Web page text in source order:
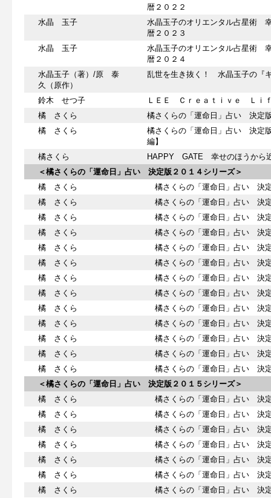
暦２０２２
水晶 玉子
水晶玉子のオリエンタル占星術
暦２０２３
水晶 玉子
水晶玉子のオリエンタル占星術
暦２０２４
水晶玉子（著）/原 泰
久（原作）
乱世を生き抜く！ 水晶玉子の『
鈴木 せつ子
ＬＥＥ Ｃｒｅａｔｉｖｅ Ｌｉ
橘 さくら
橘さくらの「運命日」占い 決定
橘 さくら
橘さくらの「運命日」占い 決定
編】
橘さくら
HAPPY GATE 幸せのほうから
＜橘さくらの「運命日」占い 決定版２０１４シリーズ＞
橘 さくら
橘さくらの「運命日」占い 決
橘 さくら
橘さくらの「運命日」占い 決
橘 さくら
橘さくらの「運命日」占い 決
橘 さくら
橘さくらの「運命日」占い 決
橘 さくら
橘さくらの「運命日」占い 決
橘 さくら
橘さくらの「運命日」占い 決
橘 さくら
橘さくらの「運命日」占い 決
橘 さくら
橘さくらの「運命日」占い 決
橘 さくら
橘さくらの「運命日」占い 決
橘 さくら
橘さくらの「運命日」占い 決
橘 さくら
橘さくらの「運命日」占い 決
橘 さくら
橘さくらの「運命日」占い 決
橘 さくら
橘さくらの「運命日」占い 決
＜橘さくらの「運命日」占い 決定版２０１５シリーズ＞
橘 さくら
橘さくらの「運命日」占い 決
橘 さくら
橘さくらの「運命日」占い 決
橘 さくら
橘さくらの「運命日」占い 決
橘 さくら
橘さくらの「運命日」占い 決
橘 さくら
橘さくらの「運命日」占い 決
橘 さくら
橘さくらの「運命日」占い 決
橘 さくら
橘さくらの「運命日」占い 決